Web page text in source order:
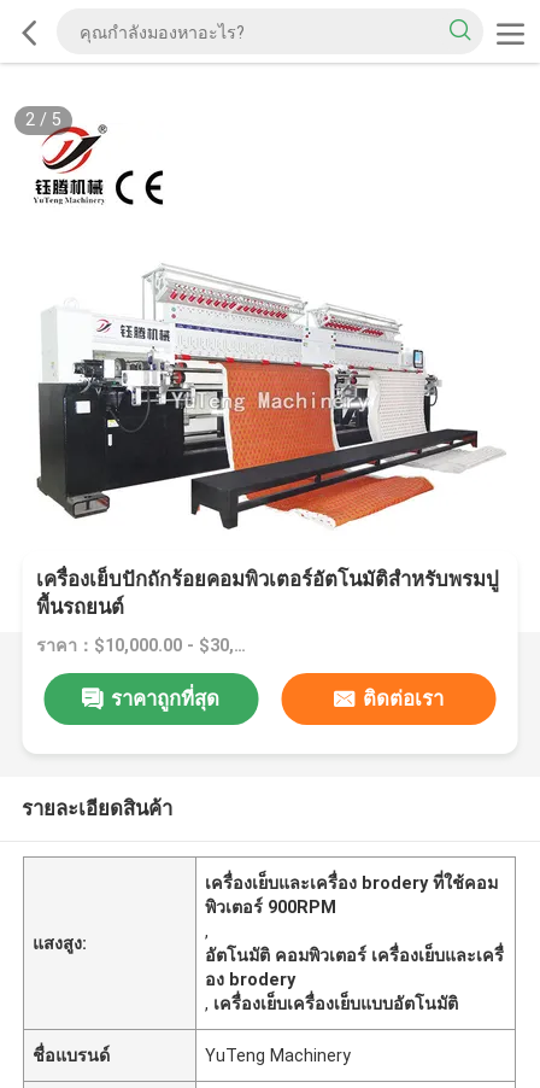
2/ 5
เครื่องเย็บปักถักร้อยคอมพิวเตอร์อัตโนมัติสำหรับพรมปู
พื้นรถยนต์
ราคา：$10,000.00 - $30,000.00/sets
ราคาถูกที่สุด ติดต่อเรา
รายละเอียดสินค้า
แสงสูง:
เครื่องเย็บและเครื่อง brodery ที่ใช้คอม
พิวเตอร์ 900RPM
,
อัตโนมัติ คอมพิวเตอร์ เครื่องเย็บและเครื่
อง brodery
, เครื่องเย็บเครื่องเย็บแบบอัตโนมัติ
ชื่อแบรนด์ YuTeng Machinery